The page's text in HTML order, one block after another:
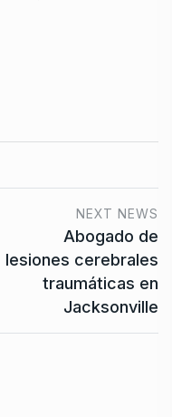
NEXT NEWS
Abogado de
lesiones cerebrales
traumáticas en
Jacksonville